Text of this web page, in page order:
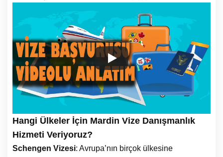
Hangi Ülkeler İçin Mardin Vize Danışmanlık
Hizmeti Veriyoruz?
Schengen Vizesi: Avrupa’nın birçok ülkesine